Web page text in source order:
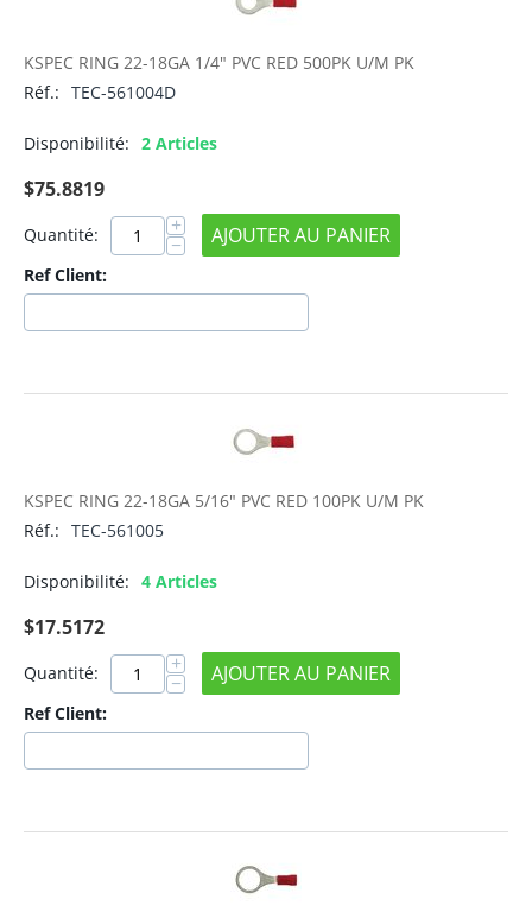
KSPEC RING 22-18GA 1/4" PVC RED 500PK U/M PK
Réf.: TEC-561004D
Disponibilité: 2 Articles
$75.8819
Quantité: +
− AJOUTER AU PANIER
Ref Client:
KSPEC RING 22-18GA 5/16" PVC RED 100PK U/M PK
Réf.: TEC-561005
Disponibilité: 4 Articles
$17.5172
Quantité: +
− AJOUTER AU PANIER
Ref Client: